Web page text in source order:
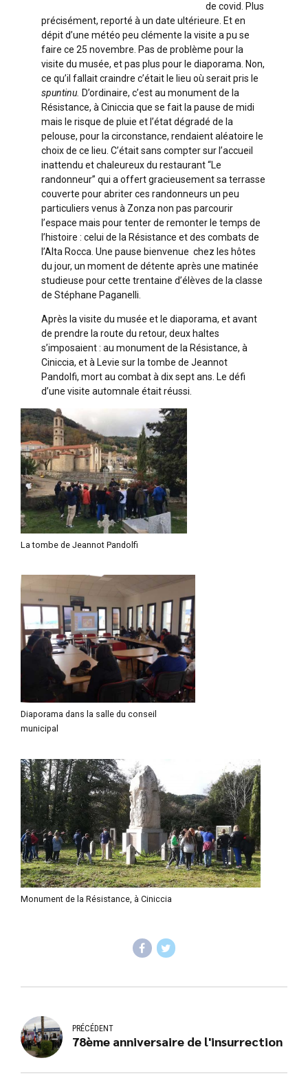
de covid. Plus
précisément, reporté à un date ultérieure. Et en
dépit d’une météo peu clémente la visite a pu se
faire ce 25 novembre. Pas de problème pour la
visite du musée, et pas plus pour le diaporama. Non,
ce qu’il fallait craindre c’était le lieu où serait pris le
spuntinu. D’ordinaire, c’est au monument de la
Résistance, à Ciniccia que se fait la pause de midi
mais le risque de pluie et l’état dégradé de la
pelouse, pour la circonstance, rendaient aléatoire le
choix de ce lieu. C’était sans compter sur l’accueil
inattendu et chaleureux du restaurant “Le
randonneur” qui a offert gracieusement sa terrasse
couverte pour abriter ces randonneurs un peu
particuliers venus à Zonza non pas parcourir
l’espace mais pour tenter de remonter le temps de
l’histoire : celui de la Résistance et des combats de
l’Alta Rocca. Une pause bienvenue chez les hôtes
du jour, un moment de détente après une matinée
studieuse pour cette trentaine d’élèves de la classe
de Stéphane Paganelli.
Après la visite du musée et le diaporama, et avant
de prendre la route du retour, deux haltes
s’imposaient : au monument de la Résistance, à
Ciniccia, et à Levie sur la tombe de Jeannot
Pandolfi, mort au combat à dix sept ans. Le défi
d’une visite automnale était réussi.
La tombe de Jeannot Pandolfi
Diaporama dans la salle du conseil
municipal
Monument de la Résistance, à Ciniccia
PRÉCÉDENT
78ème anniversaire de l'insurrection